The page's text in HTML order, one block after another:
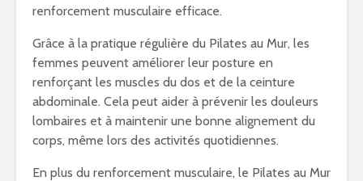
renforcement musculaire efficace.
Grâce à la pratique régulière du Pilates au Mur, les
femmes peuvent améliorer leur posture en
renforçant les muscles du dos et de la ceinture
abdominale. Cela peut aider à prévenir les douleurs
lombaires et à maintenir une bonne alignement du
corps, même lors des activités quotidiennes.
En plus du renforcement musculaire, le Pilates au Mur